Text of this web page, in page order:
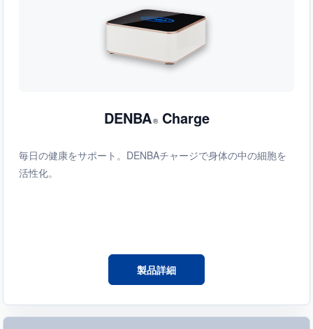
DENBA®Charge
毎日の健康をサポート。DENBAチャージで身体の中の細胞を
活性化。
製品詳細